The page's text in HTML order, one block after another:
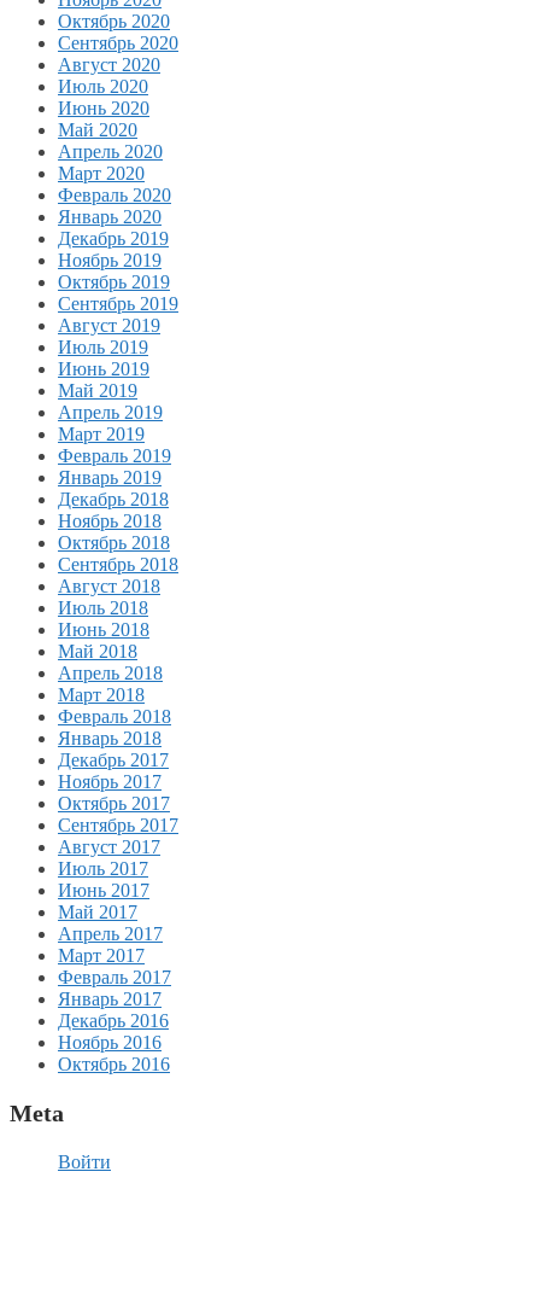
Октябрь 2020
Сентябрь 2020
Август 2020
Июль 2020
Июнь 2020
Май 2020
Апрель 2020
Март 2020
Февраль 2020
Январь 2020
Декабрь 2019
Ноябрь 2019
Октябрь 2019
Сентябрь 2019
Август 2019
Июль 2019
Июнь 2019
Май 2019
Апрель 2019
Март 2019
Февраль 2019
Январь 2019
Декабрь 2018
Ноябрь 2018
Октябрь 2018
Сентябрь 2018
Август 2018
Июль 2018
Июнь 2018
Май 2018
Апрель 2018
Март 2018
Февраль 2018
Январь 2018
Декабрь 2017
Ноябрь 2017
Октябрь 2017
Сентябрь 2017
Август 2017
Июль 2017
Июнь 2017
Май 2017
Апрель 2017
Март 2017
Февраль 2017
Январь 2017
Декабрь 2016
Ноябрь 2016
Октябрь 2016
Meta
Войти